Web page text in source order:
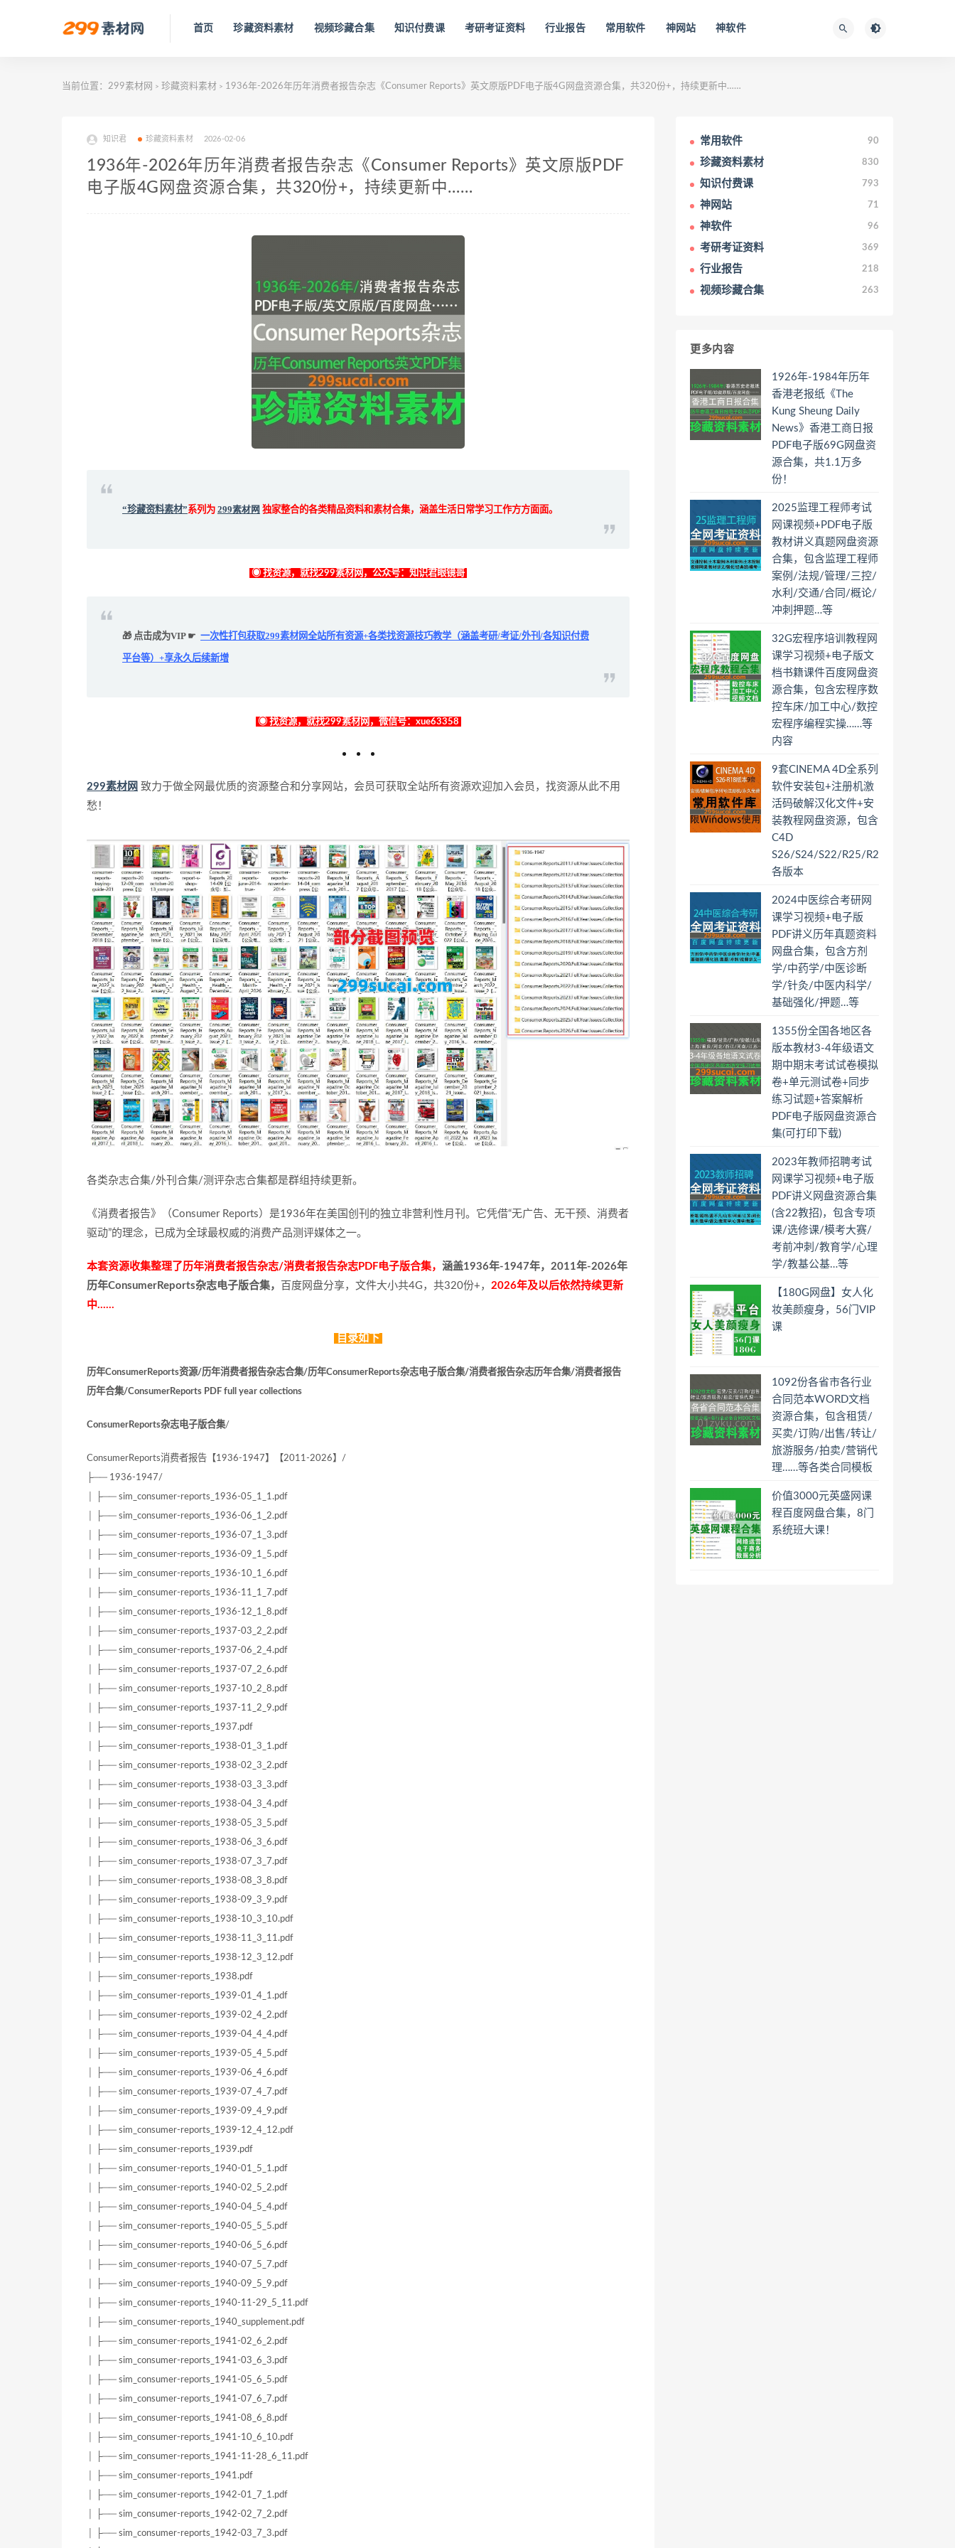
首页 珍藏资料素材 视频珍藏合集 知识付费课 考研考证资料 行业报告 常用软件 神网站 神软件
当前位置： 299素材网 > 珍藏资料素材 > 1936年-2026年历年消费者报告杂志《Consumer Reports》英文原版PDF电子版4G网盘资源合集，共320份+，持续更新中……
知识君 珍藏资料素材 2026-02-06
1936年-2026年历年消费者报告杂志《Consumer Reports》英文原版PDF
电子版4G网盘资源合集，共320份+，持续更新中……
“珍藏资料素材”系列为 299素材网 独家整合的各类精品资料和素材合集，涵盖生活日常学习工作方方面面。
◉ 找资源，就找299素材网，公众号：知识君眼镜哥
🎁 点击成为VIP ☛ 一次性打包获取299素材网全站所有资源+各类找资源技巧教学（涵盖考研/考证/外刊/各知识付费
平台等）+享永久后续新增
◉ 找资源，就找299素材网，微信号：xue63358
299素材网 致力于做全网最优质的资源整合和分享网站，会员可获取全站所有资源欢迎加入会员，找资源从此不用
愁！
各类杂志合集/外刊合集/测评杂志合集都是群组持续更新。
《消费者报告》（Consumer Reports）是1936年在美国创刊的独立非营利性月刊。它凭借“无广告、无干预、消费者
驱动”的理念，已成为全球最权威的消费产品测评媒体之一。
本套资源收集整理了历年消费者报告杂志/消费者报告杂志PDF电子版合集， 涵盖1936年-1947年，2011年-2026年
历年ConsumerReports杂志电子版合集，
百度网盘分享，文件大小共4G，共320份+， 2026年及以后依然持续更新
中……
目录如下
历年ConsumerReports资源/历年消费者报告杂志合集/历年ConsumerReports杂志电子版合集/消费者报告杂志历年合集/消费者报告
历年合集/ConsumerReports PDF full year collections
ConsumerReports杂志电子版合集/
ConsumerReports消费者报告【1936-1947】【2011-2026】/
├── 1936-1947/
│ ├── sim_consumer-reports_1936-05_1_1.pdf
│ ├── sim_consumer-reports_1936-06_1_2.pdf
│ ├── sim_consumer-reports_1936-07_1_3.pdf
│ ├── sim_consumer-reports_1936-09_1_5.pdf
│ ├── sim_consumer-reports_1936-10_1_6.pdf
│ ├── sim_consumer-reports_1936-11_1_7.pdf
│ ├── sim_consumer-reports_1936-12_1_8.pdf
│ ├── sim_consumer-reports_1937-03_2_2.pdf
│ ├── sim_consumer-reports_1937-06_2_4.pdf
│ ├── sim_consumer-reports_1937-07_2_6.pdf
│ ├── sim_consumer-reports_1937-10_2_8.pdf
│ ├── sim_consumer-reports_1937-11_2_9.pdf
│ ├── sim_consumer-reports_1937.pdf
│ ├── sim_consumer-reports_1938-01_3_1.pdf
│ ├── sim_consumer-reports_1938-02_3_2.pdf
│ ├── sim_consumer-reports_1938-03_3_3.pdf
│ ├── sim_consumer-reports_1938-04_3_4.pdf
│ ├── sim_consumer-reports_1938-05_3_5.pdf
│ ├── sim_consumer-reports_1938-06_3_6.pdf
│ ├── sim_consumer-reports_1938-07_3_7.pdf
│ ├── sim_consumer-reports_1938-08_3_8.pdf
│ ├── sim_consumer-reports_1938-09_3_9.pdf
│ ├── sim_consumer-reports_1938-10_3_10.pdf
│ ├── sim_consumer-reports_1938-11_3_11.pdf
│ ├── sim_consumer-reports_1938-12_3_12.pdf
│ ├── sim_consumer-reports_1938.pdf
│ ├── sim_consumer-reports_1939-01_4_1.pdf
│ ├── sim_consumer-reports_1939-02_4_2.pdf
│ ├── sim_consumer-reports_1939-04_4_4.pdf
│ ├── sim_consumer-reports_1939-05_4_5.pdf
│ ├── sim_consumer-reports_1939-06_4_6.pdf
│ ├── sim_consumer-reports_1939-07_4_7.pdf
│ ├── sim_consumer-reports_1939-09_4_9.pdf
│ ├── sim_consumer-reports_1939-12_4_12.pdf
│ ├── sim_consumer-reports_1939.pdf
│ ├── sim_consumer-reports_1940-01_5_1.pdf
│ ├── sim_consumer-reports_1940-02_5_2.pdf
│ ├── sim_consumer-reports_1940-04_5_4.pdf
│ ├── sim_consumer-reports_1940-05_5_5.pdf
│ ├── sim_consumer-reports_1940-06_5_6.pdf
│ ├── sim_consumer-reports_1940-07_5_7.pdf
│ ├── sim_consumer-reports_1940-09_5_9.pdf
│ ├── sim_consumer-reports_1940-11-29_5_11.pdf
│ ├── sim_consumer-reports_1940_supplement.pdf
│ ├── sim_consumer-reports_1941-02_6_2.pdf
│ ├── sim_consumer-reports_1941-03_6_3.pdf
│ ├── sim_consumer-reports_1941-05_6_5.pdf
│ ├── sim_consumer-reports_1941-07_6_7.pdf
│ ├── sim_consumer-reports_1941-08_6_8.pdf
│ ├── sim_consumer-reports_1941-10_6_10.pdf
│ ├── sim_consumer-reports_1941-11-28_6_11.pdf
│ ├── sim_consumer-reports_1941.pdf
│ ├── sim_consumer-reports_1942-01_7_1.pdf
│ ├── sim_consumer-reports_1942-02_7_2.pdf
│ ├── sim_consumer-reports_1942-03_7_3.pdf
常用软件 90
珍藏资料素材 830
知识付费课 793
神网站 71
神软件 96
考研考证资料 369
行业报告 218
视频珍藏合集 263
更多内容
1926年-1984年历年
香港老报纸《The
Kung Sheung Daily
News》香港工商日报
PDF电子版69G网盘资
源合集，共1.1万多
份！
2025监理工程师考试
网课视频+PDF电子版
教材讲义真题网盘资源
合集，包含监理工程师
案例/法规/管理/三控/
水利/交通/合同/概论/
冲刺押题…等
32G宏程序培训教程网
课学习视频+电子版文
档书籍课件百度网盘资
源合集，包含宏程序数
控车床/加工中心/数控
宏程序编程实操……等
内容
9套CINEMA 4D全系列
软件安装包+注册机激
活码破解汉化文件+安
装教程网盘资源，包含
C4D
S26/S24/S22/R25/R23/R21/R20/
各版本
2024中医综合考研网
课学习视频+电子版
PDF讲义历年真题资料
网盘合集，包含方剂
学/中药学/中医诊断
学/针灸/中医内科学/
基础强化/押题…等
1355份全国各地区各
版本教材3-4年级语文
期中期末考试试卷模拟
卷+单元测试卷+同步
练习试题+答案解析
PDF电子版网盘资源合
集(可打印下载)
2023年教师招聘考试
网课学习视频+电子版
PDF讲义网盘资源合集
(含22教招)，包含专项
课/选修课/模考大赛/
考前冲刺/教育学/心理
学/教基公基…等
【180G网盘】女人化
妆美颜瘦身，56门VIP
课
1092份各省市各行业
合同范本WORD文档
资源合集，包含租赁/
买卖/订购/出售/转让/
旅游服务/拍卖/营销代
理……等各类合同模板
价值3000元英盛网课
程百度网盘合集，8门
系统班大课！